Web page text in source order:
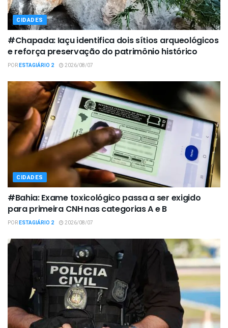
CIDADES
#Chapada: Iaçu identifica dois sítios arqueológicos
e reforça preservação do patrimônio histórico
PORESTAGIÁRIO 2 2026/08/07
CIDADES
#Bahia: Exame toxicológico passa a ser exigido
para primeira CNH nas categorias A e B
PORESTAGIÁRIO 2 2026/08/07